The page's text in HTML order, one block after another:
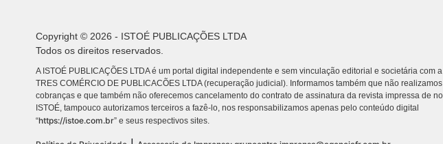
Copyright © 2026 - ISTOÉ PUBLICAÇÕES LTDA
Todos os direitos reservados.
A ISTOÉ PUBLICAÇÕES LTDA é um portal digital independente e sem vinculação editorial e societária com
TRES COMÉRCIO DE PUBLICACÕES LTDA (recuperação judicial). Informamos também que não realizamos
cobranças e que também não oferecemos cancelamento do contrato de assinatura da revista impressa de
ISTOÉ, tampouco autorizamos terceiros a fazê-lo, nos responsabilizamos apenas pelo conteúdo digital
“https://istoe.com.br” e seus respectivos sites.